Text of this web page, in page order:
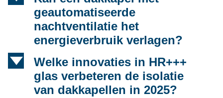
geautomatiseerde
nachtventilatie het
energieverbruik verlagen?
d
Welke innovaties in HR+++
glas verbeteren de isolatie
van dakkapellen in 2025?